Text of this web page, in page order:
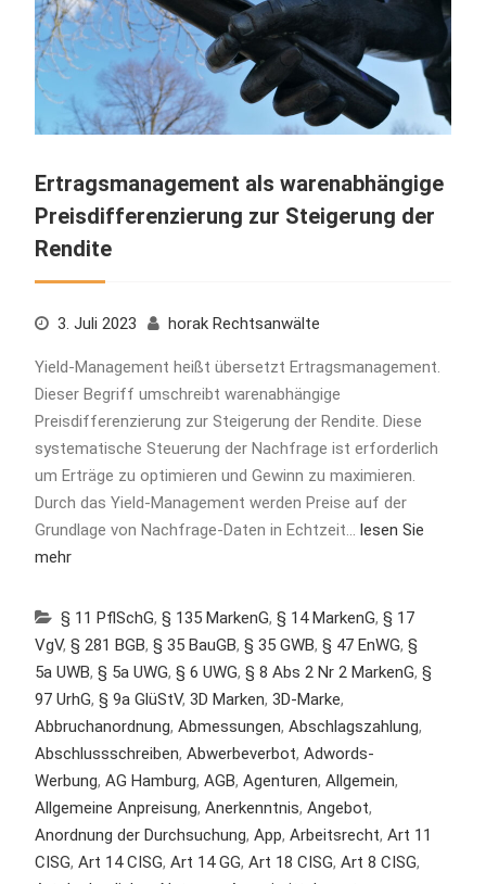
Ertragsmanagement als warenabhängige
Preisdifferenzierung zur Steigerung der
Rendite
3. Juli 2023 horak Rechtsanwälte
Yield-Management heißt übersetzt Ertragsmanagement.
Dieser Begriff umschreibt warenabhängige
Preisdifferenzierung zur Steigerung der Rendite. Diese
systematische Steuerung der Nachfrage ist erforderlich
um Erträge zu optimieren und Gewinn zu maximieren.
Durch das Yield-Management werden Preise auf der
Grundlage von Nachfrage-Daten in Echtzeit… lesen Sie
mehr
§ 11 PflSchG, § 135 MarkenG, § 14 MarkenG, § 17
VgV, § 281 BGB, § 35 BauGB, § 35 GWB, § 47 EnWG, §
5a UWB, § 5a UWG, § 6 UWG, § 8 Abs 2 Nr 2 MarkenG, §
97 UrhG, § 9a GlüStV, 3D Marken, 3D-Marke,
Abbruchanordnung, Abmessungen, Abschlagszahlung,
Abschlussschreiben, Abwerbeverbot, Adwords-
Werbung, AG Hamburg, AGB, Agenturen, Allgemein,
Allgemeine Anpreisung, Anerkenntnis, Angebot,
Anordnung der Durchsuchung, App, Arbeitsrecht, Art 11
CISG, Art 14 CISG, Art 14 GG, Art 18 CISG, Art 8 CISG,